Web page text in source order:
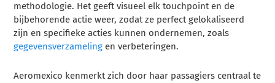
methodologie. Het geeft visueel elk touchpoint en de
bijbehorende actie weer, zodat ze perfect gelokaliseerd
zijn en specifieke acties kunnen ondernemen, zoals
gegevensverzameling en verbeteringen.
Aeromexico kenmerkt zich door haar passagiers centraal te